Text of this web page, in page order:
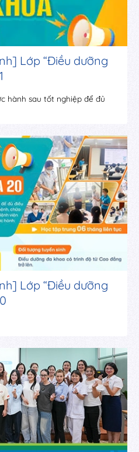
Lớp “Điều dưỡng
hành sau tốt nghiệp để đủ
Lớp “Điều dưỡng